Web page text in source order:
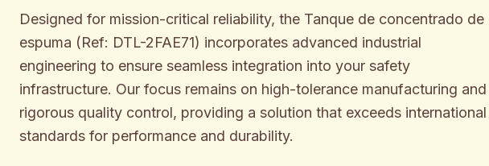
Designed for mission-critical reliability, the Tanque de concentrado de
espuma (Ref: DTL-2FAE71) incorporates advanced industrial
engineering to ensure seamless integration into your safety
infrastructure. Our focus remains on high-tolerance manufacturing and
rigorous quality control, providing a solution that exceeds international
standards for performance and durability.